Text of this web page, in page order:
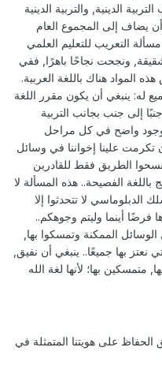
الدينية, والتربية الدينية
يضاف إلى المجموع العام
التعريب للتعليم العلمي
ونجحت نجاحًا باهرًا, ففي
المواد هناك باللغة العربية.
له: ينبغي أن يكون مقرر اللغة
إلى جنب بجانب التربية
وجود واضح في كل مراحل
علينا إخواننا في وسائل
الطريق فقط للقادرين
باللغة الفصيحة.. هذه المسألة لا
الدبلوماسي لا تتحدثوا إلا
أينما وليتم وجوهكم..
الممكنة وتمسكوا بها,
بها جميعًا.. ينبغي أن نفيق,
متمسكين بها؛ لأنها لغة الله
على هويتنا المتمثلة في